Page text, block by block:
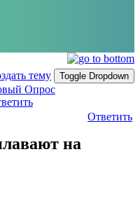
тему
Toggle Dropdown
Опрос
Ответить
на